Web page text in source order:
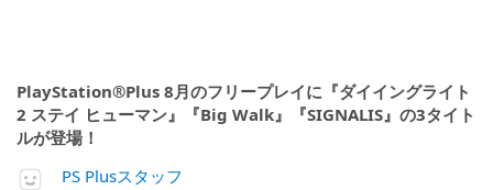
PlayStation®Plus 8月のフリープレイに『ダイイングライト
2 ステイ ヒューマン』『Big Walk』『SIGNALIS』の3タイト
ルが登場！
PS Plusスタッフ